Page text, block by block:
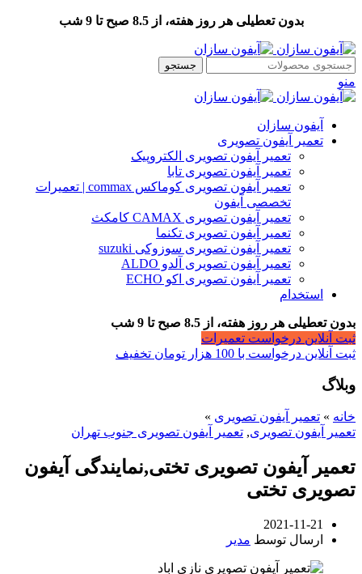
بدون تعطیلی هر روز هفته، از 8.5 صبح تا 9 شب
جستجو
منو
آیفون سازان
تعمیر آیفون تصویری
تعمیر آیفون تصویری الکتروپیک
تعمیر آیفون تصویری تابا
تعمیر آیفون تصویری کوماکس commax | تعمیرات
تخصصی آیفون
تعمیر آیفون تصویری CAMAX کامکث
تعمیر آیفون تصویری تکنما
تعمیر آیفون تصویری سوزوکی suzuki
تعمیر آیفون تصویری آلدو ALDO
تعمیر آیفون تصویری اکو ECHO
استخدام
بدون تعطیلی هر روز هفته، از 8.5 صبح تا 9 شب
ثبت آنلاین درخواست تعمیرات
ثبت آنلاین درخواست با 100 هزار تومان تخفیف
وبلاگ
خانه » تعمیر آیفون تصویری »
تعمیر آیفون تصویری, تعمیر آیفون تصویری جنوب تهران
تعمیر آیفون تصویری تختی,نمایندگی آیفون
تصویری تختی
2021-11-21
ارسال توسط مدیر